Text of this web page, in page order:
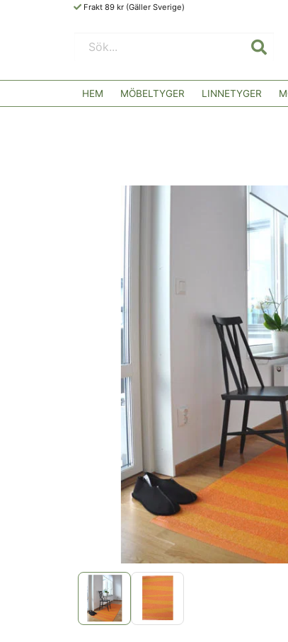
Frakt 89 kr (Gäller Sverige)
HEM MÖBELTYGER LINNETYGER